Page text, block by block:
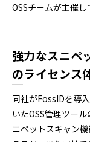
OSSチームが主催し
強力なスニペ
のライセンス
同社がFossIDを導
いたOSS管理ツー
ニペットスキャン